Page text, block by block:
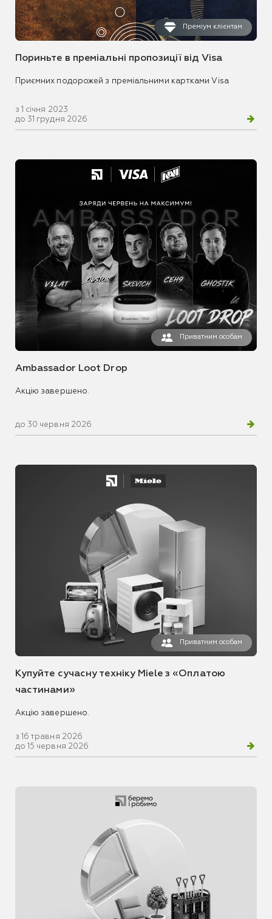
Преміум клієнтам
Пориньте в преміальні пропозиції від Visa
Приємних подорожей з преміальними картками Visa
з 1 січня 2023
до 31 грудня 2026
Приватним особам
Ambassador Loot Drop
Акцію завершено.
до 30 червня 2026
Приватним особам
Купуйте сучасну техніку Miele з «Оплатою
частинами»
Акцію завершено.
з 16 травня 2026
до 15 червня 2026